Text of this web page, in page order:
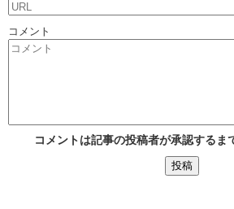
コメント
コメントは記事の投稿者が承認するま